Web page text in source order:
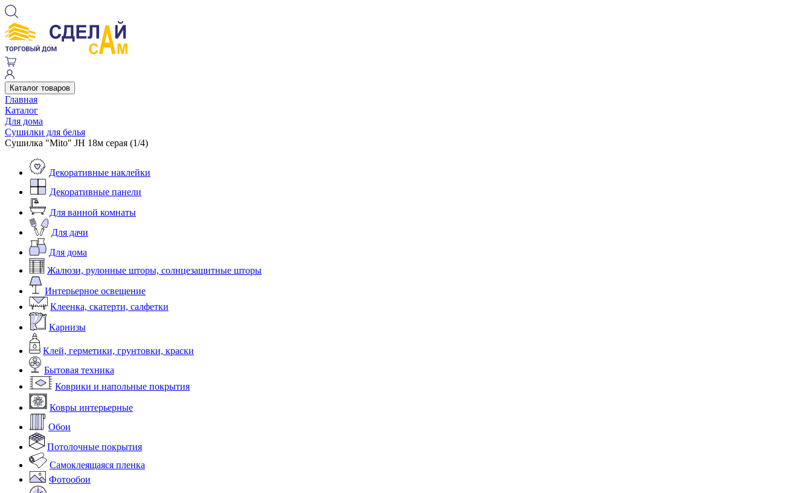
Каталог товаров
Главная
Каталог
Для дома
Сушилки для белья
Сушилка "Mito" JH 18м серая (1/4)
Декоративные наклейки
Декоративные панели
Для ванной комнаты
Для дачи
Для дома
Жалюзи, рулонные шторы, солнцезащитные шторы
Интерьерное освещение
Клеенка, скатерти, салфетки
Карнизы
Клей, герметики, грунтовки, краски
Бытовая техника
Коврики и напольные покрытия
Ковры интерьерные
Обои
Потолочные покрытия
Самоклеящаяся пленка
Фотообои